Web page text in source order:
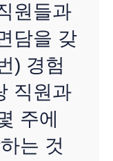
원들과
담을 갖
) 경험
직원과
주에
는 것